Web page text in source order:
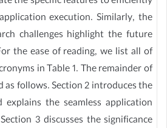
execution. Similarly, the
challenges highlight the future
the ease of reading, we list all of
in Table 1. The remainder of
as follows. Section 2 introduces the
explains the seamless application
3 discusses the significance